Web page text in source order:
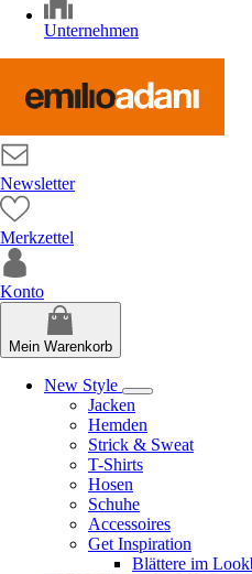
Unternehmen
Newsletter
Merkzettel
Konto
Mein Warenkorb
New Style
Jacken
Hemden
Strick & Sweat
T-Shirts
Hosen
Schuhe
Accessoires
Get Inspiration
Blättere im